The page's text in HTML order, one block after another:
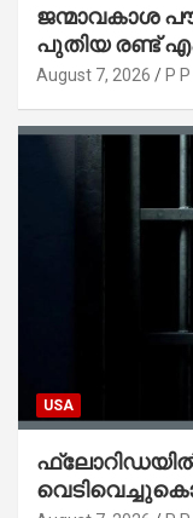
ജന്മാവകാശ
പുതിയ രണ്ട്
ട്രംപ്
August 7, 2026 P
USA